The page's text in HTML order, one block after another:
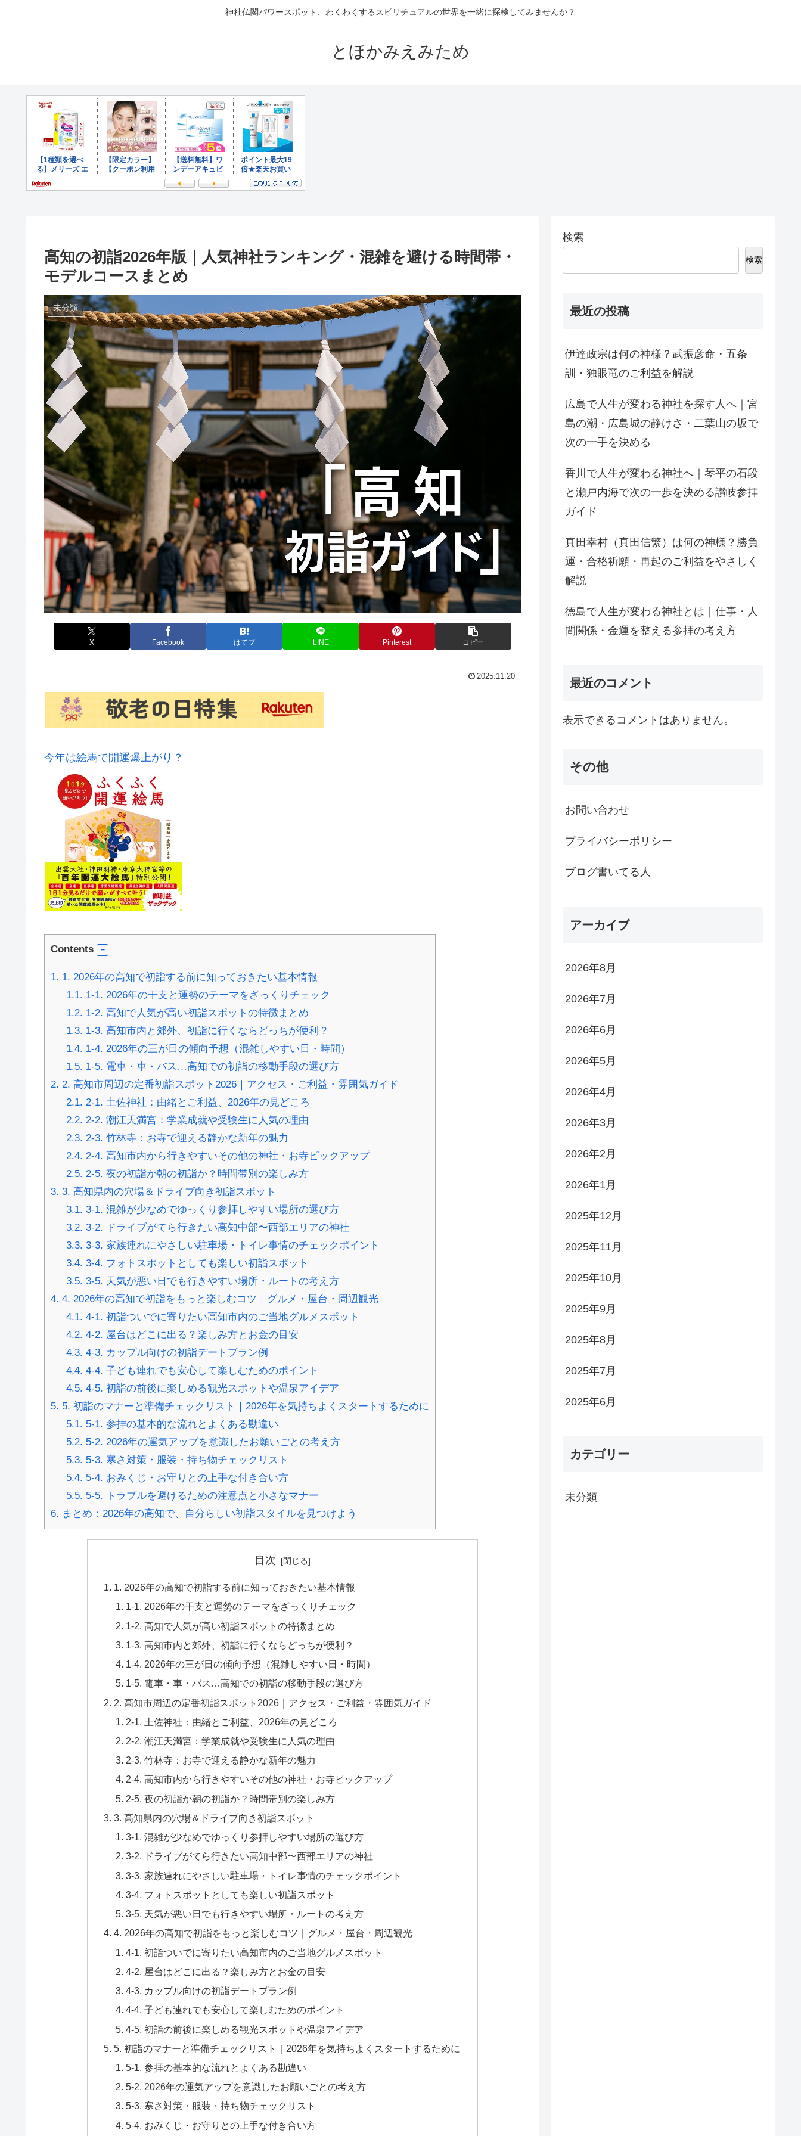
神社仏閣パワースポット、わくわくするスピリチュアルの世界を一緒に探検してみませんか？
とほかみえみため
高知の初詣2026年版｜人気神社ランキング・混雑を避ける時間帯・
モデルコースまとめ
未分類
X Facebook はてブ LINE Pinterest コピー
2025.11.20
今年は絵馬で開運爆上がり？
Contents
1. 1. 2026年の高知で初詣する前に知っておきたい基本情報
1.1. 1-1. 2026年の干支と運勢のテーマをざっくりチェック
1.2. 1-2. 高知で人気が高い初詣スポットの特徴まとめ
1.3. 1-3. 高知市内と郊外、初詣に行くならどっちが便利？
1.4. 1-4. 2026年の三が日の傾向予想（混雑しやすい日・時間）
1.5. 1-5. 電車・車・バス…高知での初詣の移動手段の選び方
2. 2. 高知市周辺の定番初詣スポット2026｜アクセス・ご利益・雰囲気ガイド
2.1. 2-1. 土佐神社：由緒とご利益、2026年の見どころ
2.2. 2-2. 潮江天満宮：学業成就や受験生に人気の理由
2.3. 2-3. 竹林寺：お寺で迎える静かな新年の魅力
2.4. 2-4. 高知市内から行きやすいその他の神社・お寺ピックアップ
2.5. 2-5. 夜の初詣か朝の初詣か？時間帯別の楽しみ方
3. 3. 高知県内の穴場＆ドライブ向き初詣スポット
3.1. 3-1. 混雑が少なめでゆっくり参拝しやすい場所の選び方
3.2. 3-2. ドライブがてら行きたい高知中部〜西部エリアの神社
3.3. 3-3. 家族連れにやさしい駐車場・トイレ事情のチェックポイント
3.4. 3-4. フォトスポットとしても楽しい初詣スポット
3.5. 3-5. 天気が悪い日でも行きやすい場所・ルートの考え方
4. 4. 2026年の高知で初詣をもっと楽しむコツ｜グルメ・屋台・周辺観光
4.1. 4-1. 初詣ついでに寄りたい高知市内のご当地グルメスポット
4.2. 4-2. 屋台はどこに出る？楽しみ方とお金の目安
4.3. 4-3. カップル向けの初詣デートプラン例
4.4. 4-4. 子ども連れでも安心して楽しむためのポイント
4.5. 4-5. 初詣の前後に楽しめる観光スポットや温泉アイデア
5. 5. 初詣のマナーと準備チェックリスト｜2026年を気持ちよくスタートするために
5.1. 5-1. 参拝の基本的な流れとよくある勘違い
5.2. 5-2. 2026年の運気アップを意識したお願いごとの考え方
5.3. 5-3. 寒さ対策・服装・持ち物チェックリスト
5.4. 5-4. おみくじ・お守りとの上手な付き合い方
5.5. 5-5. トラブルを避けるための注意点と小さなマナー
6. まとめ：2026年の高知で、自分らしい初詣スタイルを見つけよう
目次
1. 2026年の高知で初詣する前に知っておきたい基本情報
1-1. 2026年の干支と運勢のテーマをざっくりチェック
1-2. 高知で人気が高い初詣スポットの特徴まとめ
1-3. 高知市内と郊外、初詣に行くならどっちが便利？
1-4. 2026年の三が日の傾向予想（混雑しやすい日・時間）
1-5. 電車・車・バス…高知での初詣の移動手段の選び方
2. 高知市周辺の定番初詣スポット2026｜アクセス・ご利益・雰囲気ガイド
2-1. 土佐神社：由緒とご利益、2026年の見どころ
2-2. 潮江天満宮：学業成就や受験生に人気の理由
2-3. 竹林寺：お寺で迎える静かな新年の魅力
2-4. 高知市内から行きやすいその他の神社・お寺ピックアップ
2-5. 夜の初詣か朝の初詣か？時間帯別の楽しみ方
3. 高知県内の穴場＆ドライブ向き初詣スポット
3-1. 混雑が少なめでゆっくり参拝しやすい場所の選び方
3-2. ドライブがてら行きたい高知中部〜西部エリアの神社
3-3. 家族連れにやさしい駐車場・トイレ事情のチェックポイント
3-4. フォトスポットとしても楽しい初詣スポット
3-5. 天気が悪い日でも行きやすい場所・ルートの考え方
4. 2026年の高知で初詣をもっと楽しむコツ｜グルメ・屋台・周辺観光
4-1. 初詣ついでに寄りたい高知市内のご当地グルメスポット
4-2. 屋台はどこに出る？楽しみ方とお金の目安
4-3. カップル向けの初詣デートプラン例
4-4. 子ども連れでも安心して楽しむためのポイント
4-5. 初詣の前後に楽しめる観光スポットや温泉アイデア
5. 初詣のマナーと準備チェックリスト｜2026年を気持ちよくスタートするために
5-1. 参拝の基本的な流れとよくある勘違い
5-2. 2026年の運気アップを意識したお願いごとの考え方
5-3. 寒さ対策・服装・持ち物チェックリスト
5-4. おみくじ・お守りとの上手な付き合い方
検索
検索
最近の投稿
伊達政宗は何の神様？武振彦命・五条
訓・独眼竜のご利益を解説
広島で人生が変わる神社を探す人へ｜宮
島の潮・広島城の静けさ・二葉山の坂で
次の一手を決める
香川で人生が変わる神社へ｜琴平の石段
と瀬戸内海で次の一歩を決める讃岐参拝
ガイド
真田幸村（真田信繁）は何の神様？勝負
運・合格祈願・再起のご利益をやさしく
解説
徳島で人生が変わる神社とは｜仕事・人
間関係・金運を整える参拝の考え方
最近のコメント
表示できるコメントはありません。
その他
お問い合わせ
プライバシーポリシー
ブログ書いてる人
アーカイブ
2026年8月
2026年7月
2026年6月
2026年5月
2026年4月
2026年3月
2026年2月
2026年1月
2025年12月
2025年11月
2025年10月
2025年9月
2025年8月
2025年7月
2025年6月
カテゴリー
未分類